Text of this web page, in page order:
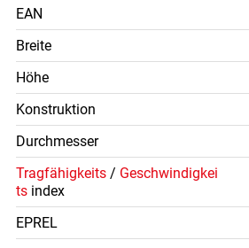
EAN
Breite
Höhe
Konstruktion
Durchmesser
Tragfähigkeits / Geschwindigkei
ts index
EPREL